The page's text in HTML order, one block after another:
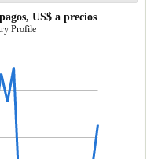
US$ a precios actuales)
Profile